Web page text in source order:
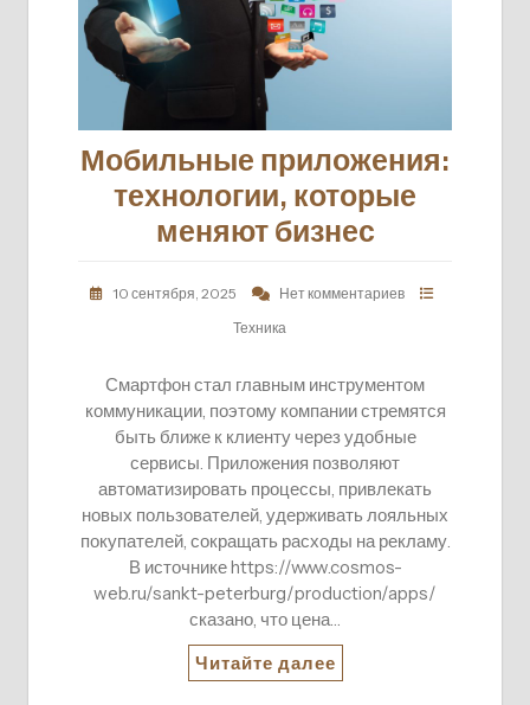
Мобильные приложения:
технологии, которые
меняют бизнес
10 сентября, 2025
Нет комментариев
Техника
Смартфон стал главным инструментом
коммуникации, поэтому компании стремятся
быть ближе к клиенту через удобные
сервисы. Приложения позволяют
автоматизировать процессы, привлекать
новых пользователей, удерживать лояльных
покупателей, сокращать расходы на рекламу.
В источнике https://www.cosmos-
web.ru/sankt-peterburg/production/apps/
сказано, что цена…
Читайте далее